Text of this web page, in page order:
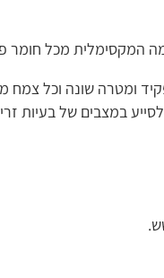
מכל חומר פעיל
ומטרה שונה וכל צמח משלים
של בעיות זרימת דם